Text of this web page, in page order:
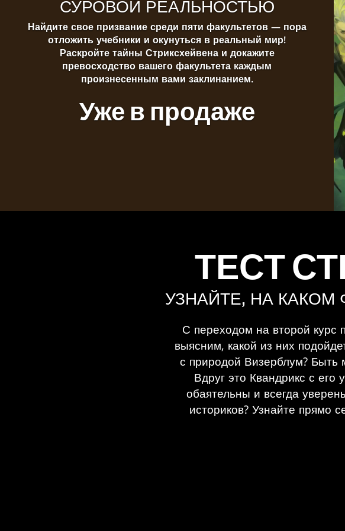
СУРОВОЙ РЕАЛЬНОСТЬЮ
Найдите свое призвание среди пяти факультетов — пора
отложить учебники и окунуться в реальный мир!
Раскройте тайны Стриксхейвена и докажите
превосходство вашего факультета каждым
произнесенным вами заклинанием.
Уже в продаже
ТЕСТ
УЗНАЙТЕ, НА КАКОМ
С переходом на второй курс
выясним, какой из них
с природой Визерблум? Быть
Вдруг это Квандрикс с его
обаятельны и всегда
историков? Узнайте прямо